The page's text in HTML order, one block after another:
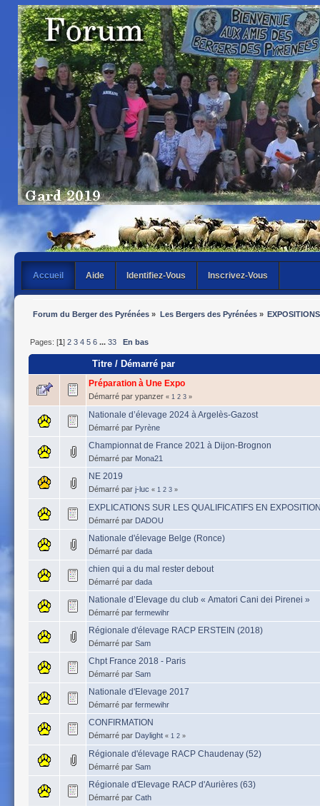
Accueil Aide Identifiez-Vous Inscrivez-Vous
Forum du Berger des Pyrénées » Les Bergers des Pyrénées» EXPOSITIONS
Pages: [1]2 3 4 5 6 ...33 En bas
Titre / Démarré par
Préparation à Une Expo
Démarré par ypanzer « 1 2 3 »
Nationale d’élevage 2024 à Argelès-Gazost
Démarré par Pyrène
Championnat de France 2021 à Dijon-Brognon
Démarré par Mona21
NE 2019
Démarré par j-luc « 1 2 3 »
EXPLICATIONS SUR LES QUALIFICATIFS EN
Démarré par DADOU
Nationale d'élevage Belge (Ronce)
Démarré par dada
chien qui a du mal rester debout
Démarré par dada
Nationale d’Elevage du club « Amatori Cani dei Pirenei »
Démarré par fermewihr
Régionale d'élevage RACP ERSTEIN (2018)
Démarré par Sam
Chpt France 2018 - Paris
Démarré par Sam
Nationale d'Elevage 2017
Démarré par fermewihr
CONFIRMATION
Démarré par Daylight « 1 2 »
Régionale d'élevage RACP Chaudenay (52)
Démarré par Sam
Régionale d'Elevage RACP d'Aurières (63)
Démarré par Cath